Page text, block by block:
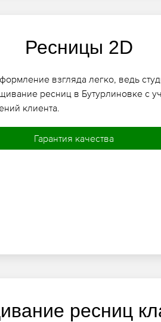
Ресницы 2D
взгляда легко, ведь
ресниц в Бутурлиновке с
клиента.
Гарантия качества
ресниц